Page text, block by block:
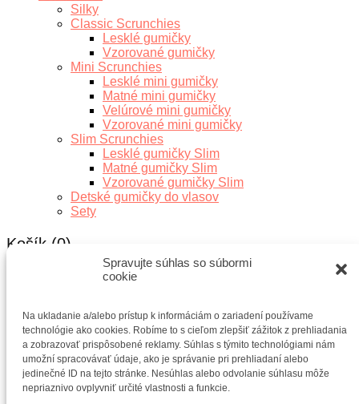
Spravujte súhlas so súbormi
cookie
Na ukladanie a/alebo prístup k informáciám o zariadení používame
technológie ako cookies. Robíme to s cieľom zlepšiť zážitok z prehliadania
a zobrazovať prispôsobené reklamy. Súhlas s týmito technológiami nám
umožní spracovávať údaje, ako je správanie pri prehliadaní alebo
jedinečné ID na tejto stránke. Nesúhlas alebo odvolanie súhlasu môže
nepriaznivo ovplyvniť určité vlastnosti a funkcie.
Silky
Classic Scrunchies
Lesklé gumičky
Vzorované gumičky
Mini Scrunchies
Lesklé mini gumičky
Matné mini gumičky
Velúrové mini gumičky
Vzorované mini gumičky
Slim Scrunchies
Lesklé gumičky Slim
Matné gumičky Slim
Vzorované gumičky Slim
Detské gumičky do vlasov
Sety
Košík (0)
Košík je prázdny Pokračovať v nákupe
Vyhľadávanie produktov